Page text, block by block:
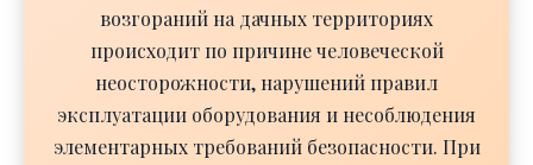
возгораний на дачных территориях
происходит по причине человеческой
неосторожности, нарушений правил
эксплуатации оборудования и несоблюдения
элементарных требований безопасности. При